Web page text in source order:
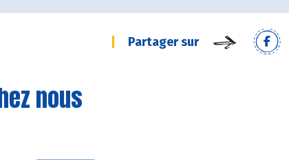
Partager sur
nous